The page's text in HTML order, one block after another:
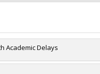
Academic Delays